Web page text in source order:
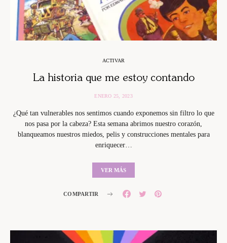
ACTIVAR
La historia que me estoy contando
ENERO 25, 2023
¿Qué tan vulnerables nos sentimos cuando exponemos sin filtro lo que
nos pasa por la cabeza? Esta semana abrimos nuestro corazón,
blanqueamos nuestros miedos, pelis y construcciones mentales para
enriquecer…
VER MÁS
COMPARTIR